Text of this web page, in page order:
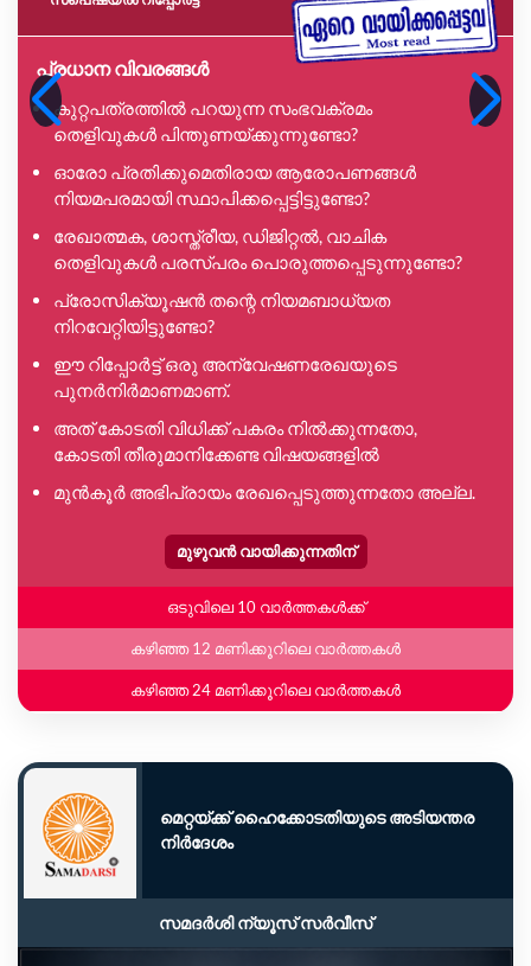
പ്രധാന വിവരങ്ങൾ
കുറ്റപത്രത്തിൽ പറയുന്ന സംഭവക്രമം
തെളിവുകൾ പിന്തുണയ്ക്കുന്നുണ്ടോ?
ഓരോ പ്രതിക്കുമെതിരായ ആരോപണങ്ങൾ
നിയമപരമായി സ്ഥാപിക്കപ്പെട്ടിട്ടുണ്ടോ?
രേഖാത്മക, ശാസ്ത്രീയ, ഡിജിറ്റൽ, വാചിക
തെളിവുകൾ പരസ്പരം പൊരുത്തപ്പെടുന്നുണ്ടോ?
പ്രോസിക്യൂഷൻ തന്റെ നിയമബാധ്യത
നിറവേറ്റിയിട്ടുണ്ടോ?
ഈ റിപ്പോർട്ട് ഒരു അന്വേഷണരേഖയുടെ
പുനർനിർമാണമാണ്.
അത് കോടതി വിധിക്ക് പകരം നിൽക്കുന്നതോ,
കോടതി തീരുമാനിക്കേണ്ട വിഷയങ്ങളിൽ
മുൻകൂർ അഭിപ്രായം രേഖപ്പെടുത്തുന്നതോ അല്ല.
മുഴുവൻ വായിക്കുന്നതിന്
ഒടുവിലെ 10 വാർത്തകൾക്ക്
കഴിഞ്ഞ 12 മണിക്കൂറിലെ വാർത്തകൾ
കഴിഞ്ഞ 24 മണിക്കൂറിലെ വാർത്തകൾ
മെറ്റയ്ക്ക് ഹൈക്കോടതിയുടെ അടിയന്തര
നിർദേശം
സമദർശി ന്യൂസ് സർവീസ്